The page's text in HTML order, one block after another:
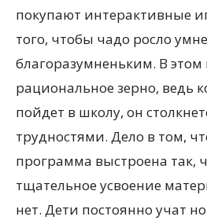
покупают интерактивные
того, чтобы чадо росло
благоразумненьким. В этом
рациональное зерно, ведь
пойдет в школу, он
трудностями. Дело в том,
программа выстроена так,
тщательное усвоение
нет. Дети постоянно учат